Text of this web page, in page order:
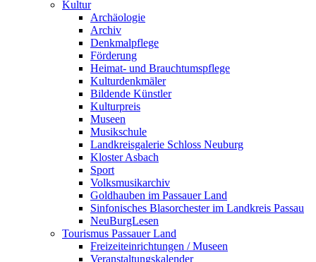
Kultur
Archäologie
Archiv
Denkmalpflege
Förderung
Heimat- und Brauchtumspflege
Kulturdenkmäler
Bildende Künstler
Kulturpreis
Museen
Musikschule
Landkreisgalerie Schloss Neuburg
Kloster Asbach
Sport
Volksmusikarchiv
Goldhauben im Passauer Land
Sinfonisches Blasorchester im Landkreis Passau
NeuBurgLesen
Tourismus Passauer Land
Freizeiteinrichtungen / Museen
Veranstaltungskalender